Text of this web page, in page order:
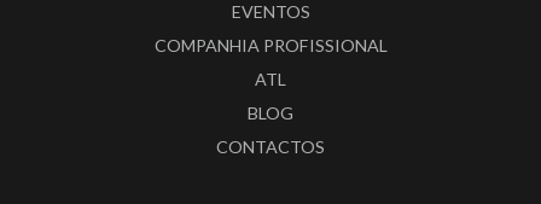
EVENTOS
COMPANHIA PROFISSIONAL
ATL
BLOG
CONTACTOS